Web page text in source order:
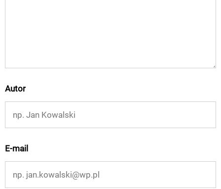
Autor
E-mail